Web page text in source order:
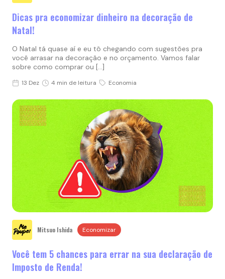
Dicas pra economizar dinheiro na decoração de
Natal!
O Natal tá quase aí e eu tô chegando com sugestões pra
você arrasar na decoração e no orçamento. Vamos falar
sobre como comprar ou […]
13 Dez 4 min de leitura Economia
Mitsuo Ishida Economizar
Você tem 5 chances para errar na sua declaração de
Imposto de Renda!